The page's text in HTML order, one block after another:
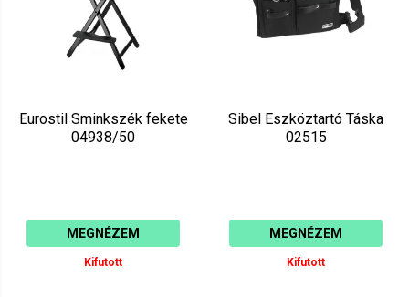
Eurostil Sminkszék fekete
04938/50
MEGNÉZEM
Kifutott
Sibel Eszköztartó Táska
02515
MEGNÉZEM
Kifutott